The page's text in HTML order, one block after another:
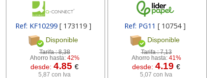
Ref: KF10299 [ 173119 ]
Disponible
Tarifa :8,38
Ahorro hasta: 42%
desde:4.85€
5,87 con Iva
Ref: PG11 [ 10754 ]
Disponible
Tarifa :7,13
Ahorro hasta: 41%
desde:4.19€
5,07 con Iva